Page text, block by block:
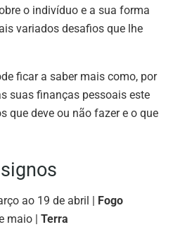
o indivíduo e a sua forma
variados desafios que lhe
ficar a saber mais como, por
suas finanças pessoais este
que deve ou não fazer e o que
ao 19 de abril |
Fogo
maio | Terra